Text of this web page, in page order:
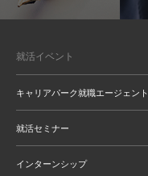
就活イベント
キャリアパーク就職エージェント
就活セミナー
インターンシップ